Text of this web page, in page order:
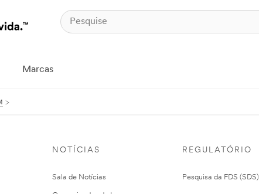
Marcas
NOTÍCIAS
Sala de Notícias
REGULATÓRIO
Pesquisa da FDS (SDS)